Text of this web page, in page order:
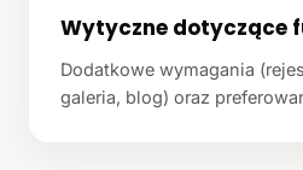
Wytyczne dotyczące
Dodatkowe wymagania
galeria, blog) oraz